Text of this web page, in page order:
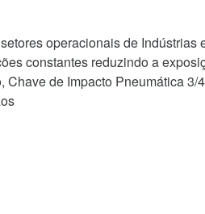
operacionais de Indústrias
constantes reduzindo a
de Impacto Pneumática 3/